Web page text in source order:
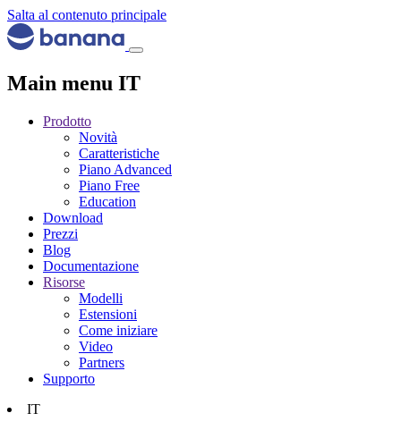
Salta al contenuto principale
Main menu IT
Prodotto
Novità
Caratteristiche
Piano Advanced
Piano Free
Education
Download
Prezzi
Blog
Documentazione
Risorse
Modelli
Estensioni
Come iniziare
Video
Partners
Supporto
IT